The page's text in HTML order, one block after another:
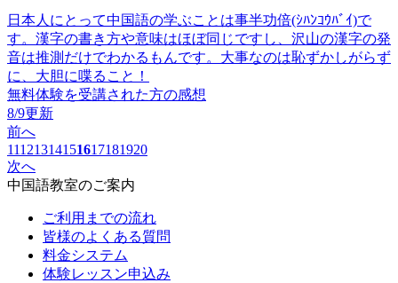
日本人にとって中国語の学ぶことは事半功倍(ｼﾊﾝｺｳﾊﾞｲ)で
す。漢字の書き方や意味はほぼ同じですし、沢山の漢字の発
音は推測だけでわかるもんです。大事なのは恥ずかしがらず
に、大胆に喋ること！
無料体験を受講された方の感想
8/9更新
前へ
11121314151617181920
次へ
中国語教室のご案内
ご利用までの流れ
皆様のよくある質問
料金システム
体験レッスン申込み